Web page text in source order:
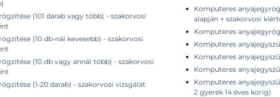
(101 darab vagy több) - szakorvosi
(10 db-nál kevesebb) - szakorvosi
(10 db vagy annál több) - szakorvosi
(1-20 darab) - szakorvosi vizsgálat
Komputeres anyajegyrögzítés + összehasonlító
alapján + szakorvosi
Komputeres
Komputeres
Komputeres
Komputeres
Komputeres
2 gyerek 14 éves korig)